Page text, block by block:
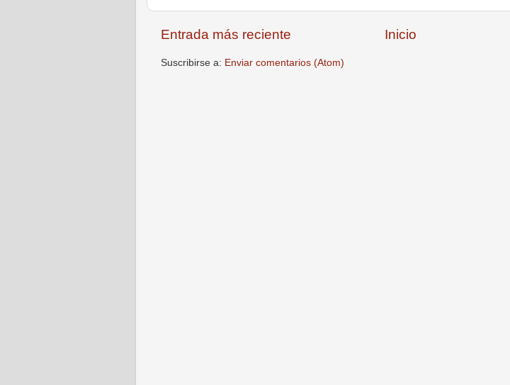
Entrada más reciente Inicio
Suscribirse a: Enviar comentarios (Atom)